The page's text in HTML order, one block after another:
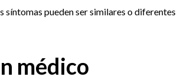
síntomas pueden ser similares o diferentes
médico